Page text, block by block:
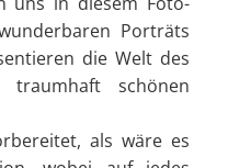
Porträts
die Welt des
traumhaft schönen
als wäre es